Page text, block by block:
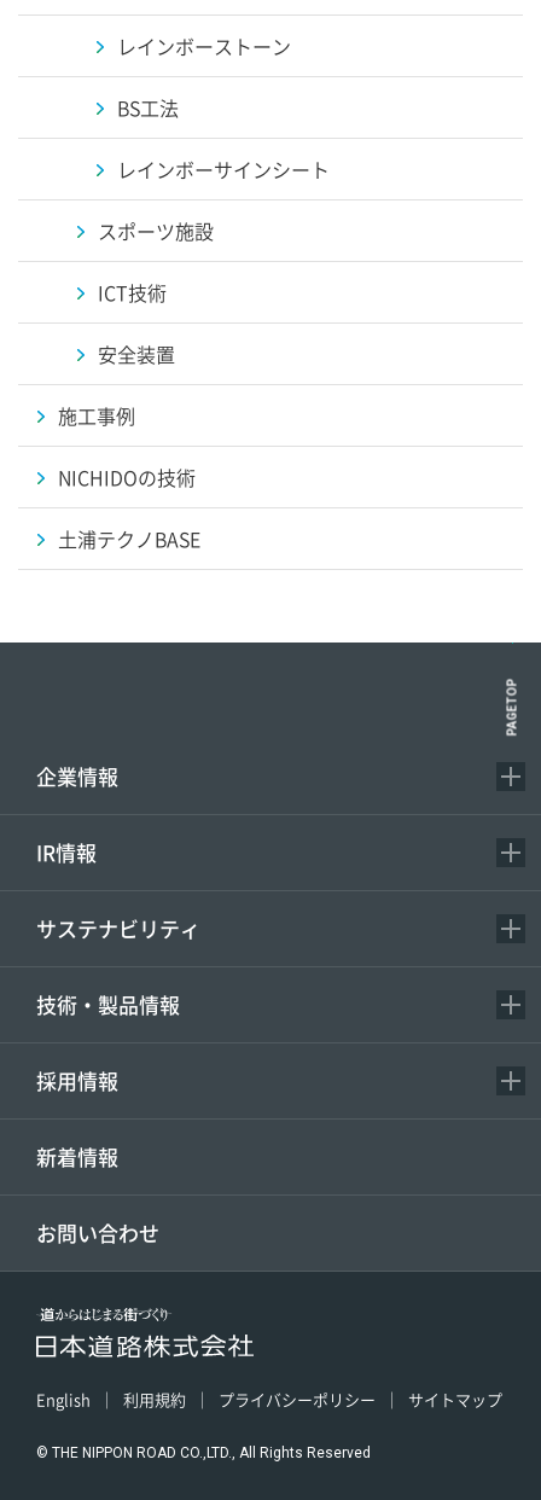
レインボーストーン
BS工法
レインボーサインシート
スポーツ施設
ICT技術
安全装置
施工事例
NICHIDOの技術
土浦テクノBASE
PAGETOP
企業情報
IR情報
サステナビリティ
技術・製品情報
採用情報
新着情報
お問い合わせ
English 利用規約 プライバシーポリシー サイトマップ
© THE NIPPON ROAD CO.,LTD., All Rights Reserved